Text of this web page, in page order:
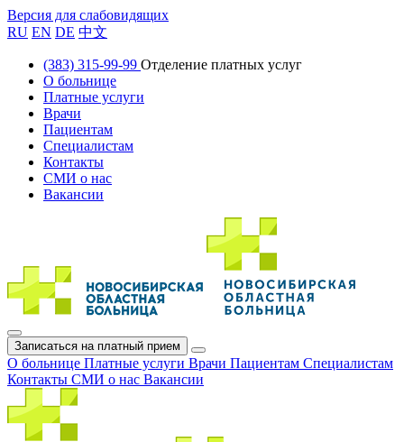
Версия для слабовидящих
RU EN DE 中文
(383) 315-99-99 Отделение платных услуг
О больнице
Платные услуги
Врачи
Пациентам
Специалистам
Контакты
СМИ о нас
Вакансии
Записаться на платный прием
О больнице Платные услуги Врачи Пациентам Специалистам
Контакты СМИ о нас Вакансии